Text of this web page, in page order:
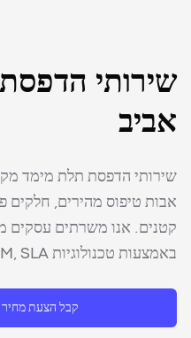
שירותי
אביב
שירותי הדפסת תלת מימד
אבות טיפוס מהירים, חלקים
קטנים. אנו משרתים עסקים
באמצעות טכנולוגיות FDM, SLA ו-SLS.
קבל הצעת